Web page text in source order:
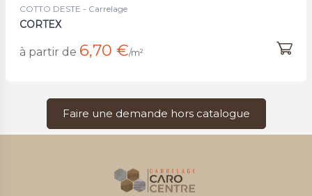
COTTO DESTE - Carrelage
CORTEX
à partir de 6,70 €/m²
Faire une demande hors catalogue